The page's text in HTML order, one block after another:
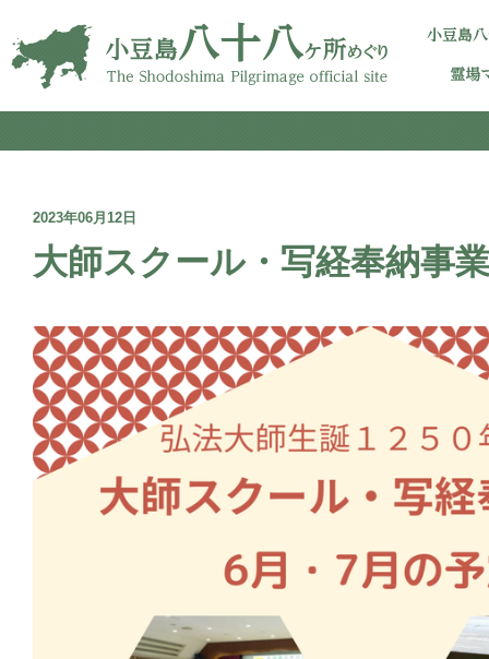
2023年06月12日
大師スクール・写経奉納事